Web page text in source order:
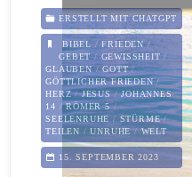
Gottes
in
einer
unruhigen
Welt"
ERSTELLT MIT CHATGPT
BIBEL/FRIEDEN/
GEBET/GEWISSHEIT /
GLAUBEN/GOTT/
GÖTTLICHER FRIEDEN/
HERZ/JESUS/JOHANNES
14 /RÖMER 5/
SEELENRUHE / STÜRME/
TEILEN /UNRUHE/WELT
15. SEPTEMBER 2023